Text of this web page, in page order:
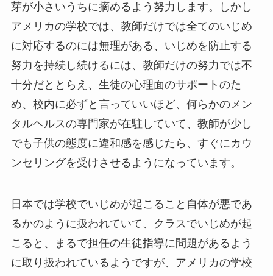
芽が小さいうちに摘めるよう努力します。しかし
アメリカの学校では、教師だけでは全てのいじめ
に対応するのには無理がある、いじめを防止する
努力を持続し続けるには、教師だけの努力では不
十分だととらえ、生徒の心理面のサポートのた
め、校内に必ずと言っていいほど、何らかのメン
タルヘルスの専門家が在駐していて、教師が少し
でも子供の態度に違和感を感じたら、すぐにカウ
ンセリングを受けさせるようになっています。
日本では学校でいじめが起こること自体が悪であ
るかのように扱われていて、クラスでいじめが起
こると、まるで担任の生徒指導に問題があるよう
に取り扱われているようですが、アメリカの学校